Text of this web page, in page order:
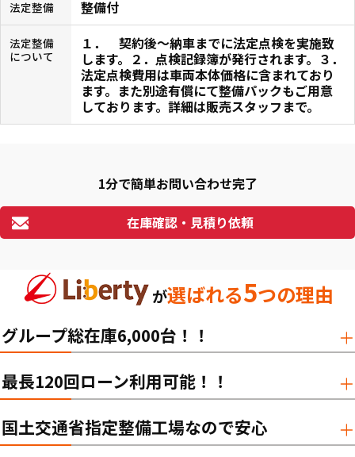
法定整備 整備付
法定整備
について
１． 契約後〜納車までに法定点検を実施致
します。２．点検記録簿が発行されます。３．
法定点検費用は車両本体価格に含まれており
ます。また別途有償にて整備パックもご用意
しております。詳細は販売スタッフまで。
1分で簡単お問い合わせ完了
在庫確認・見積り依頼
が選ばれる5つの理由
グループ総在庫6,000台！！
最長120回ローン利用可能！！
国土交通省指定整備工場なので安心